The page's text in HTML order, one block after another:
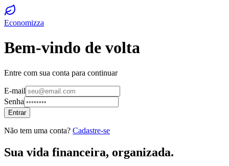
Economizza
Bem-vindo de volta
Entre com sua conta para continuar
E-mail
Senha
Entrar
Não tem uma conta? Cadastre-se
Sua vida financeira, organizada.